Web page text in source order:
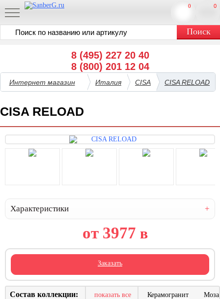
8 (495) 227 20 40
8 (800) 201 12 04
0
0
Интернет магазин Италия CISA CISA RELOAD
CISA RELOAD
Характеристики
от 3977 в
Заказать
Состав коллекции: показать все Керамогранит